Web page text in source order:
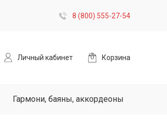
8 (800) 555-27-54
Личный кабинет Корзина
Гармони, баяны, аккордеоны